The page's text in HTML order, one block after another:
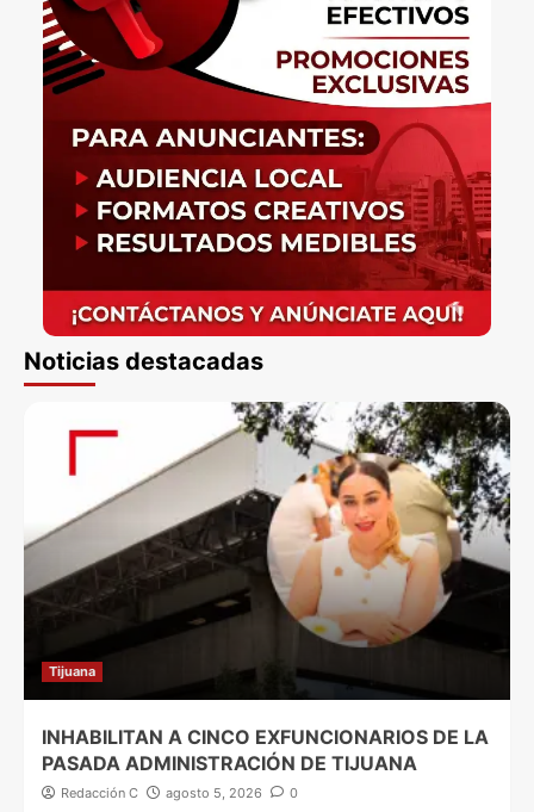
Noticias destacadas
Tijuana
INHABILITAN A CINCO EXFUNCIONARIOS DE LA
PASADA ADMINISTRACIÓN DE TIJUANA
Redacción C agosto 5, 2026 0